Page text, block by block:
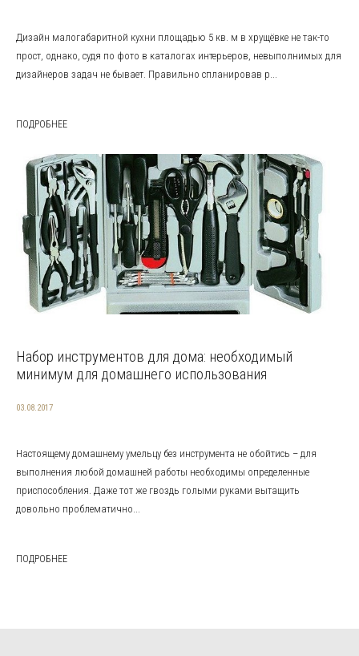
Дизайн малогабаритной кухни площадью 5 кв. м в хрущёвке не так-то
прост, однако, судя по фото в каталогах интерьеров, невыполнимых для
дизайнеров задач не бывает. Правильно спланировав р...
ПОДРОБНЕЕ
Набор инструментов для дома: необходимый
минимум для домашнего использования
03.08.2017
Настоящему домашнему умельцу без инструмента не обойтись – для
выполнения любой домашней работы необходимы определенные
приспособления. Даже тот же гвоздь голыми руками вытащить
довольно проблематично...
ПОДРОБНЕЕ